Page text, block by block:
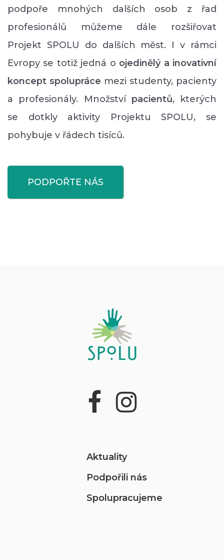
podpoře mnohých dalších osob z řad
profesionálů můžeme dále rozšiřovat
Projekt SPOLU do dalších měst. I v rámci
Evropy se totiž jedná o ojedinělý a inovativní
koncept spolupráce mezi studenty, pacienty
a profesionály. Množství pacientů, kterých
se dotkly aktivity Projektu SPOLU, se
pohybuje v řádech tisíců.
PODPOŘTE NÁS
Aktuality
Podpořili nás
Spolupracujeme